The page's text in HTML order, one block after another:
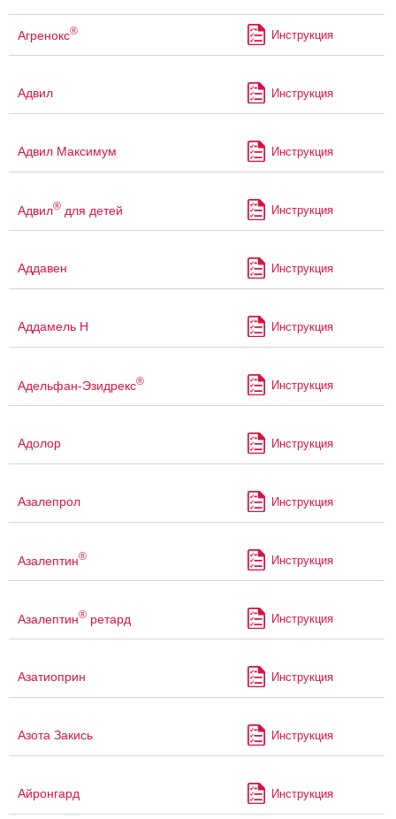
Агренокс® Инструкция
Адвил Инструкция
Адвил Максимум Инструкция
Адвил® для детей Инструкция
Аддавен Инструкция
Аддамель Н Инструкция
Адельфан-Эзидрекс® Инструкция
Адолор Инструкция
Азалепрол Инструкция
Азалептин® Инструкция
Азалептин® ретард Инструкция
Азатиоприн Инструкция
Азота Закись Инструкция
Айронгард Инструкция